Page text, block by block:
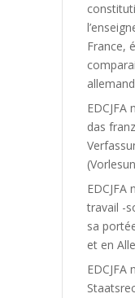
France,
allemand
EDCJFA
das
EDCJFA
travail -
sa
et en
EDCJFA